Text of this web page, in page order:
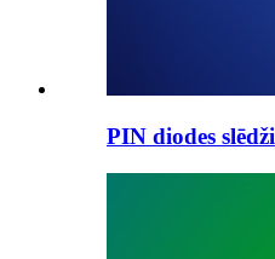
PIN diodes slēdži